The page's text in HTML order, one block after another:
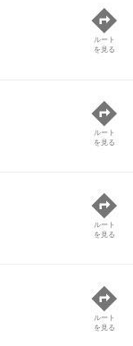
ルート
を見る
ルート
を見る
ルート
を見る
ルート
を見る